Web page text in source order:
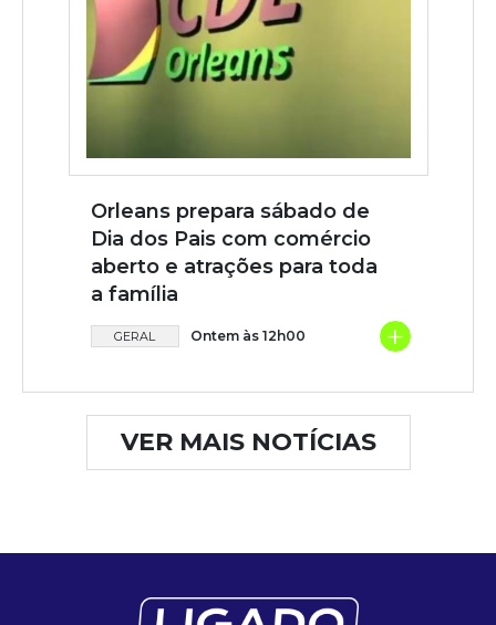
Orleans prepara sábado de
Dia dos Pais com comércio
aberto e atrações para toda
a família
GERAL Ontem às 12h00 +
VER MAIS NOTÍCIAS